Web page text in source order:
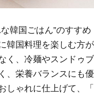
韓国ごはん”のすすめ
韓国料理を楽しむ方
く、冷麺やスンドゥ
、栄養バランスにも
しゃれに仕上げて、